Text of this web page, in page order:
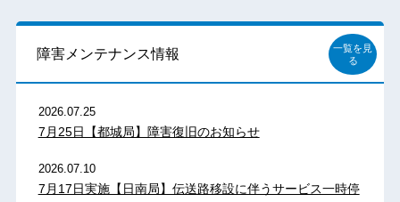
障害メンテナンス情報
一覧を見
る
2026.07.25
7月25日【都城局】障害復旧のお知らせ
2026.07.10
7月17日実施【日南局】伝送路移設に伴うサービス一時停